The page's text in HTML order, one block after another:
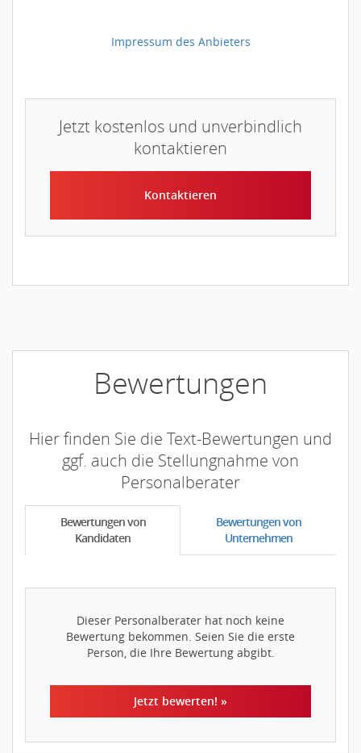
Impressum des Anbieters
Jetzt kostenlos und unverbindlich
kontaktieren
Kontaktieren
Bewertungen
Hier finden Sie die Text-Bewertungen und
ggf. auch die Stellungnahme von
Personalberater
Bewertungen von
Kandidaten
Bewertungen von
Unternehmen
Dieser Personalberater hat noch keine
Bewertung bekommen. Seien Sie die erste
Person, die Ihre Bewertung abgibt.
Jetzt bewerten! »